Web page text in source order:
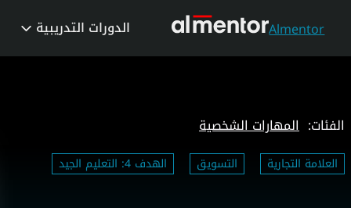
Almentor الدورات التدريبية
الفئات: المهارات الشخصية
العلامة التجارية التسويق الهدف 4: التعليم الجيد